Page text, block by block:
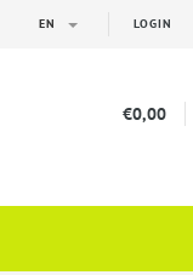
LOGIN
EN
€0,00